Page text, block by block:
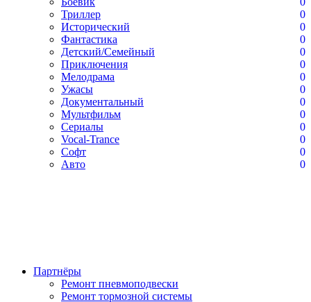
Триллер
0
Исторический
0
Фантастика
0
Детский/Семейный
0
Приключения
0
Мелодрама
0
Ужасы
0
Документальный
0
Мультфильм
0
Сериалы
0
Vocal-Trance
0
Софт
0
Авто
0
Партнёры
Ремонт пневмоподвески
Ремонт тормозной системы